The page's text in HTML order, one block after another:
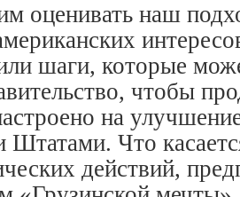
оценивать наш
шаги, которые
чтобы
на
Штатами. Что
действий,